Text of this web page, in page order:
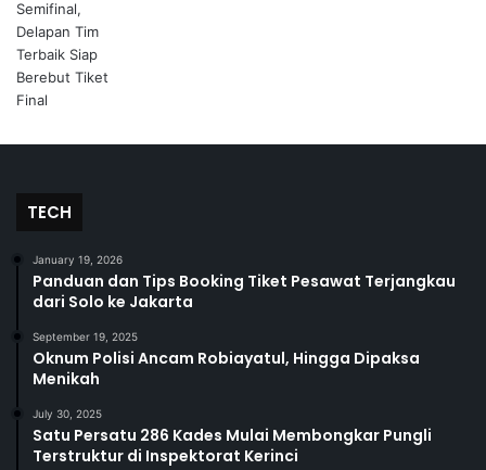
TECH
January 19, 2026
Panduan dan Tips Booking Tiket Pesawat Terjangkau
dari Solo ke Jakarta
September 19, 2025
Oknum Polisi Ancam Robiayatul, Hingga Dipaksa
Menikah
July 30, 2025
Satu Persatu 286 Kades Mulai Membongkar Pungli
Terstruktur di Inspektorat Kerinci